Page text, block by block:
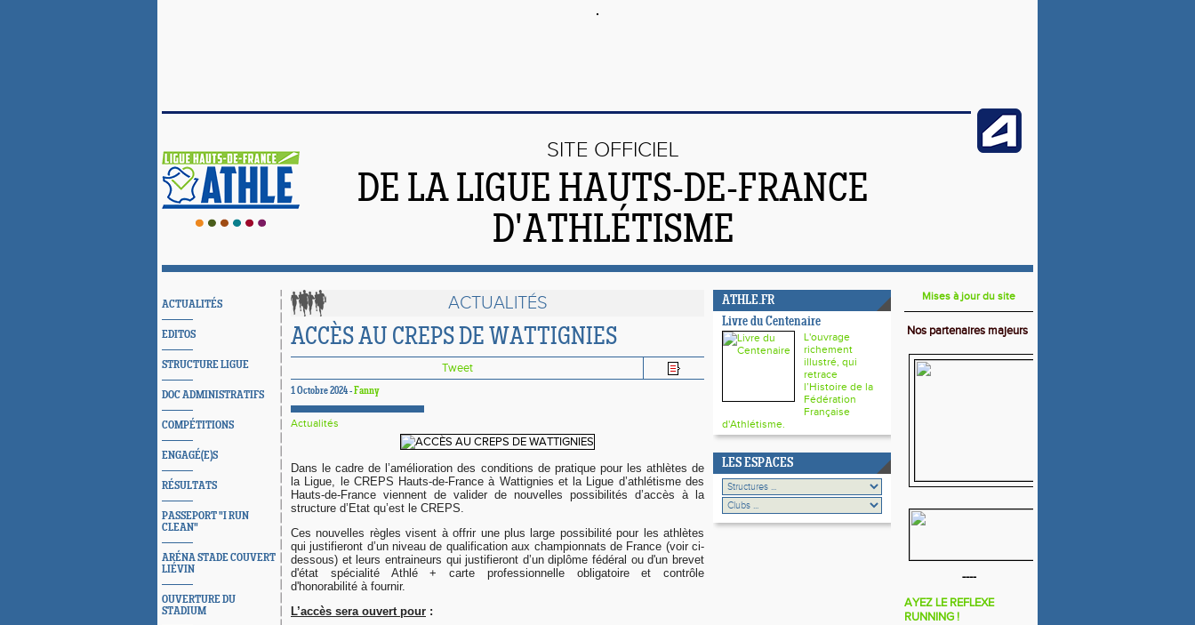
SITE OFFICIEL
DE LA LIGUE HAUTS-DE-FRANCE
D'ATHLÉTISME
ACTUALITÉS
EDITOS
STRUCTURE LIGUE
DOC ADMINISTRATIFS
COMPÉTITIONS
ENGAGÉ(E)S
RÉSULTATS
PASSEPORT "I RUN
CLEAN"
ARÉNA STADE COUVERT
LIÉVIN
OUVERTURE DU
STADIUM
ACTUALITÉS
ACCÈS AU CREPS DE WATTIGNIES
Tweet
1 Octobre 2024 -Fanny
Actualités
Dans le cadre de l’amélioration des conditions de pratique pour les athlètes de
la Ligue, le CREPS Hauts-de-France à Wattignies et la Ligue d’athlétisme des
Hauts-de-France viennent de valider de nouvelles possibilités d’accès à la
structure d’Etat qu’est le CREPS.
Ces nouvelles règles visent à offrir une plus large possibilité pour les athlètes
qui justifieront d’un niveau de qualification aux championnats de France (voir ci-
dessous) et leurs entraineurs qui justifieront d’un diplôme fédéral ou d'un brevet
d'état spécialité Athlé + carte professionnelle obligatoire et contrôle
d'honorabilité à fournir.
L’accès sera ouvert pour :
ATHLE.FR
Livre du Centenaire
L'ouvrage
richement
illustré, qui
retrace
l’Histoire de la
Fédération
Française
d'Athlétisme.
LES ESPACES
Mises à jour du site
Nos partenaires majeurs
----
AYEZ LE REFLEXE
RUNNING !